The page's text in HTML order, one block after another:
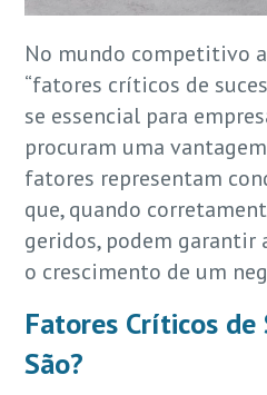
No mundo competitivo
“fatores críticos de
se essencial para
procuram uma
fatores representam
que, quando
geridos, podem garantir
o crescimento de um
Fatores Críticos de
São?